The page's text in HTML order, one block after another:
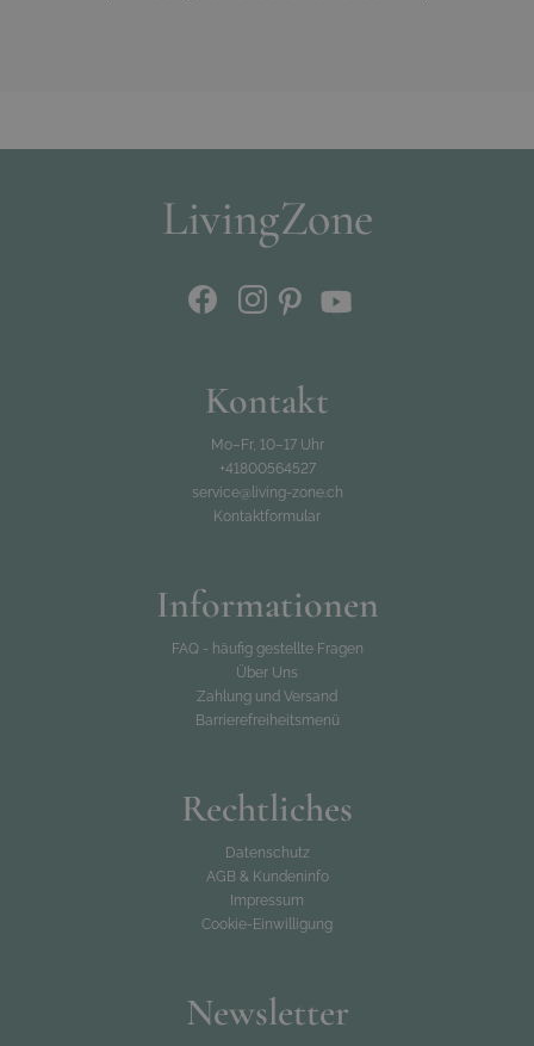
Kontakt
Mo–Fr, 10–17 Uhr
+41800564527
service@living-zone.ch
Kontaktformular
Informationen
FAQ - häufig gestellte Fragen
Über Uns
Zahlung und Versand
Barrierefreiheitsmenü
Rechtliches
Datenschutz
AGB & Kundeninfo
Impressum
Cookie-Einwilligung
Newsletter